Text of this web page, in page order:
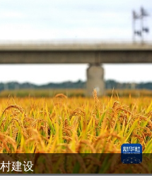
建设